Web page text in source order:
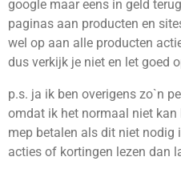
google maar eens in geld
paginas aan producten en
wel op aan alle producten
dus verkijk je niet en let goed
p.s. ja ik ben overigens zo`n
omdat ik het normaal niet
mep betalen als dit niet nodig
acties of kortingen lezen dan